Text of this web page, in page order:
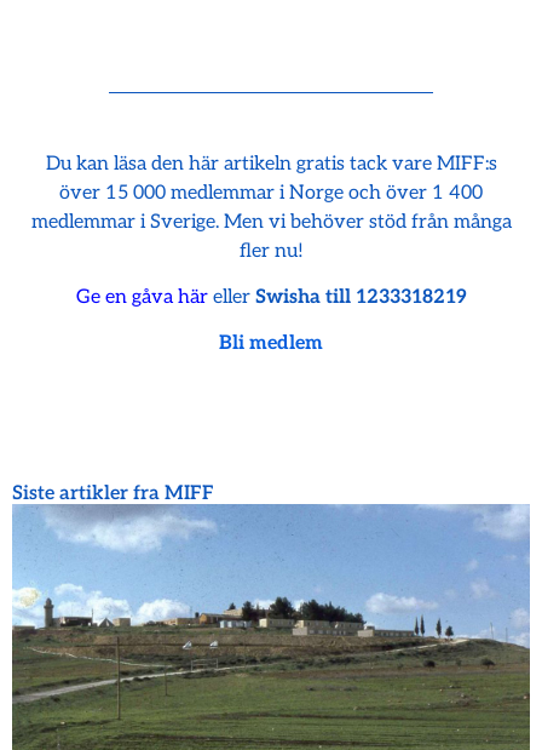
Du kan läsa den här artikeln gratis tack vare MIFF:s
över 15 000 medlemmar i Norge och över 1 400
medlemmar i Sverige. Men vi behöver stöd från många
fler nu!
Ge en gåva häreller Swisha till 1233318219
Bli medlem
Siste artikler fra MIFF